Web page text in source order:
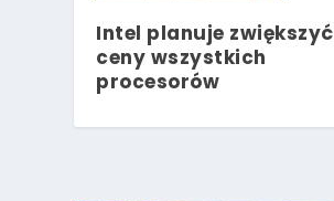
Intel planuje zwiększyć
ceny wszystkich
procesorów